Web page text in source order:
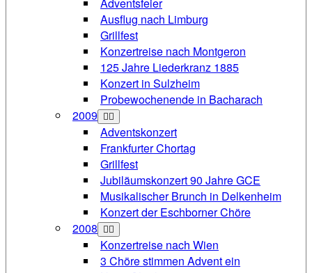
Ausflug nach Limburg
Grillfest
Konzertreise nach Montgeron
125 Jahre Liederkranz 1885
Konzert in Sulzheim
Probewochenende in Bacharach
2009
Adventskonzert
Frankfurter Chortag
Grillfest
Jubiläumskonzert 90 Jahre GCE
Musikalischer Brunch in Delkenheim
Konzert der Eschborner Chöre
2008
Konzertreise nach Wien
3 Chöre stimmen Advent ein